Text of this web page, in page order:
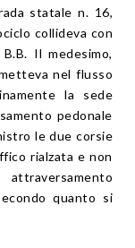
statale n. 16,
collideva con
Il medesimo,
nel flusso
la sede
pedonale
le due corsie
rialzata e non
quanto si